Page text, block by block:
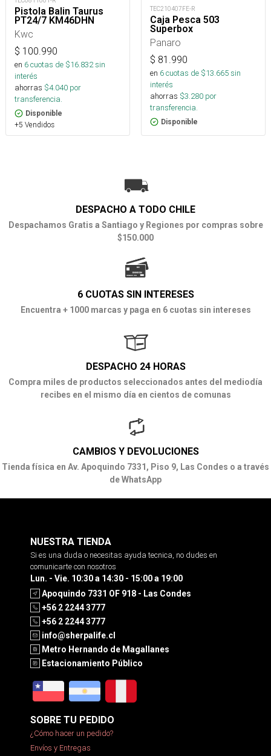
Pistola Balin Taurus
PT24/7 KM46DHN
Kwc
$ 100.990
en 6cuotas de $16.832sin
interés
ahorras $4.040 por
transferencia.
Disponible
+5 Vendidos
TEC210407FE-R
Caja Pesca 503
Superbox
Panaro
$ 81.990
en 6cuotas de $13.665sin
interés
ahorras $3.280 por
transferencia.
Disponible
DESPACHO A TODO CHILE
Despachamos Gratis a Santiago y Regiones por compras sobre
$150.000
6 CUOTAS SIN INTERESES
Encuentra + 1000 marcas y paga en 6 cuotas sin intereses
DESPACHO 24 HORAS
Compra miles de productos seleccionados antes del mediodía
recibes en el mismo día en cientos de comunas
CAMBIOS Y DEVOLUCIONES
Tienda física en Av. Apoquindo 7331, Piso 9, Las Condes o a través
de WhatsApp
NUESTRA TIENDA
Si es una duda o necesitas ayuda tecnica, no dudes en
comunicarte con nosotros
Lun. - Vie. 10:30 a 14:30 - 15:00 a 19:00
Apoquindo 7331 OF 918 - Las Condes
+56 2 2244 3777
+56 2 2244 3777
info@sherpalife.cl
Metro Hernando de Magallanes
Estacionamiento Público
SOBRE TU PEDIDO
¿Cómo hacer un pedido?
Envíos y Entregas